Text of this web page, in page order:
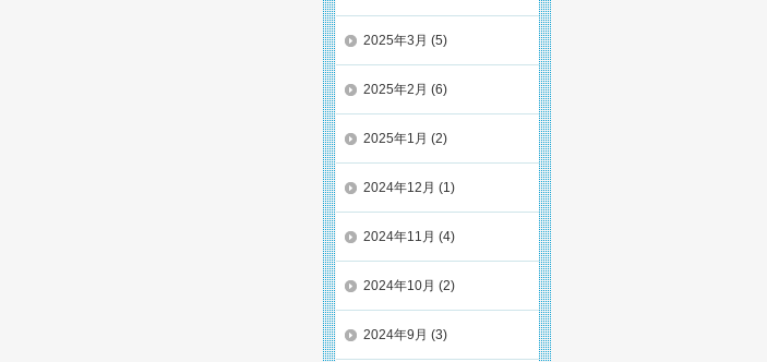
2025年3月 (5)
2025年2月 (6)
2025年1月 (2)
2024年12月 (1)
2024年11月 (4)
2024年10月 (2)
2024年9月 (3)